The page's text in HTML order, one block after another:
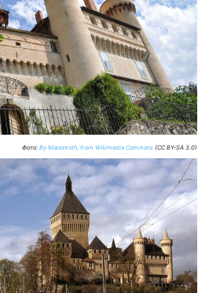
Фото: By Manonroth, from Wikimedia Commons (CC BY-SA 3.0)